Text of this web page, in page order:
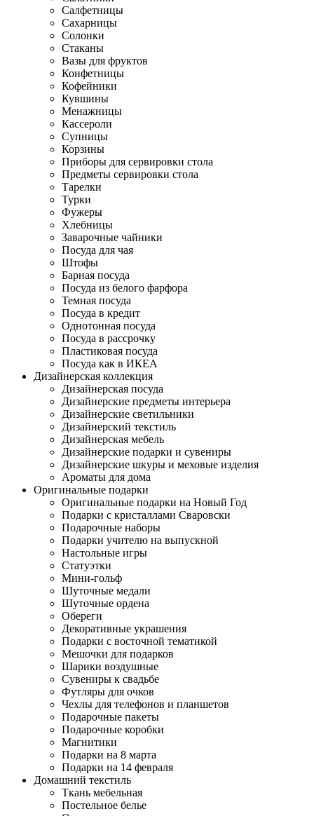
Салфетницы
Сахарницы
Солонки
Стаканы
Вазы для фруктов
Конфетницы
Кофейники
Кувшины
Менажницы
Кассероли
Супницы
Корзины
Приборы для сервировки стола
Предметы сервировки стола
Тарелки
Турки
Фужеры
Хлебницы
Заварочные чайники
Посуда для чая
Штофы
Барная посуда
Посуда из белого фарфора
Темная посуда
Посуда в кредит
Однотонная посуда
Посуда в рассрочку
Пластиковая посуда
Посуда как в ИКЕА
Дизайнерская коллекция
Дизайнерская посуда
Дизайнерские предметы интерьера
Дизайнерские светильники
Дизайнерский текстиль
Дизайнерская мебель
Дизайнерские подарки и сувениры
Дизайнерские шкуры и меховые изделия
Ароматы для дома
Оригинальные подарки
Оригинальные подарки на Новый Год
Подарки с кристаллами Сваровски
Подарочные наборы
Подарки учителю на выпускной
Настольные игры
Статуэтки
Мини-гольф
Шуточные медали
Шуточные ордена
Обереги
Декоративные украшения
Подарки с восточной тематикой
Мешочки для подарков
Шарики воздушные
Сувениры к свадьбе
Футляры для очков
Чехлы для телефонов и планшетов
Подарочные пакеты
Подарочные коробки
Магнитики
Подарки на 8 марта
Подарки на 14 февраля
Домашний текстиль
Ткань мебельная
Постельное белье